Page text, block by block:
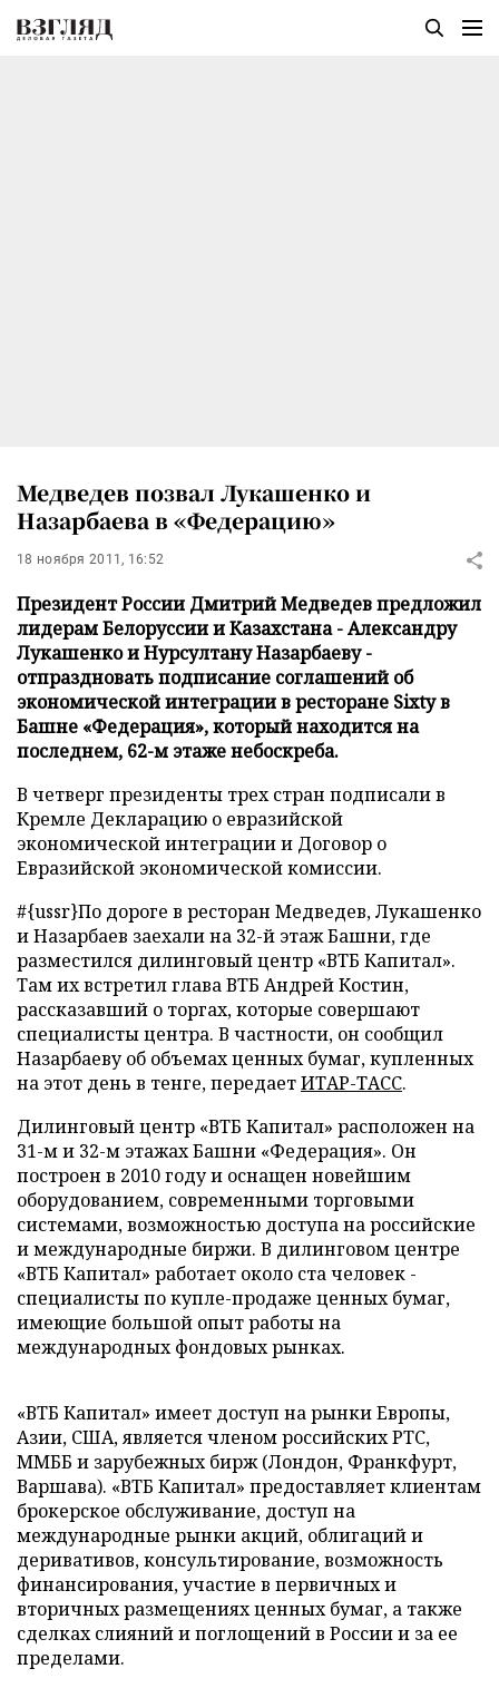
Медведев позвал Лукашенко и
Назарбаева в «Федерацию»
18 ноября 2011, 16:52
Президент России Дмитрий Медведев предложил
лидерам Белоруссии и Казахстана - Александру
Лукашенко и Нурсултану Назарбаеву -
отпраздновать подписание соглашений об
экономической интеграции в ресторане Sixty в
Башне «Федерация», который находится на
последнем, 62-м этаже небоскреба.
В четверг президенты трех стран подписали в
Кремле Декларацию о евразийской
экономической интеграции и Договор о
Евразийской экономической комиссии.
#{ussr}По дороге в ресторан Медведев, Лукашенко
и Назарбаев заехали на 32-й этаж Башни, где
разместился дилинговый центр «ВТБ Капитал».
Там их встретил глава ВТБ Андрей Костин,
рассказавший о торгах, которые совершают
специалисты центра. В частности, он сообщил
Назарбаеву об объемах ценных бумаг, купленных
на этот день в тенге, передаетИТАР-ТАСС.
Дилинговый центр «ВТБ Капитал» расположен на
31-м и 32-м этажах Башни «Федерация». Он
построен в 2010 году и оснащен новейшим
оборудованием, современными торговыми
системами, возможностью доступа на российские
и международные биржи. В дилинговом центре
«ВТБ Капитал» работает около ста человек -
специалисты по купле-продаже ценных бумаг,
имеющие большой опыт работы на
международных фондовых рынках.
«ВТБ Капитал» имеет доступ на рынки Европы,
Азии, США, является членом российских РТС,
ММББ и зарубежных бирж (Лондон, Франкфурт,
Варшава). «ВТБ Капитал» предоставляет клиентам
брокерское обслуживание, доступ на
международные рынки акций, облигаций и
деривативов, консультирование, возможность
финансирования, участие в первичных и
вторичных размещениях ценных бумаг, а также
сделках слияний и поглощений в России и за ее
пределами.